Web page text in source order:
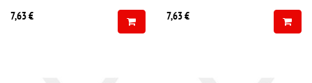
7,63 € 7,63 €